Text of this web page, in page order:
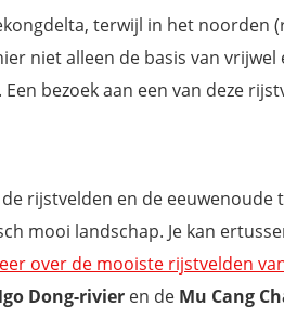
terwijl in het noorden
niet alleen de basis van
bezoek aan een van deze
rijstvelden en de
mooi landschap. Je kan
over de mooiste rijstvelden
Dong-rivier en de Mu Cang